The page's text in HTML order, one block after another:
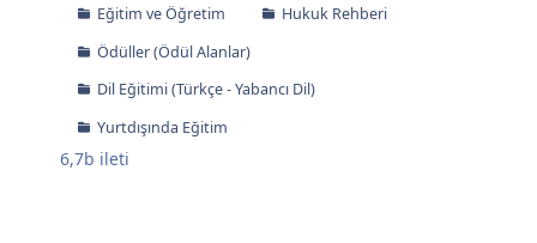
Eğitim ve Öğretim
Hukuk Rehberi
Ödüller (Ödül Alanlar)
Dil Eğitimi (Türkçe - Yabancı Dil)
Yurtdışında Eğitim
6,7b ileti